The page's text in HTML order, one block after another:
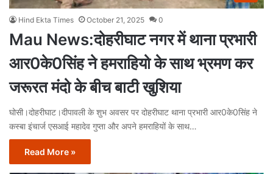
Hind Ekta Times October 21, 2025 0
Mau News:दोहरीघाट नगर में थाना प्रभारी
आर0के0सिंह ने हमराहियो के साथ भ्रमण कर
जरूरत मंदो के बीच बाटी खुशिया
घोसी।दोहरीघाट।दीपावली के शुभ अवसर पर दोहरीघाट थाना प्रभारी आर0के0सिंह ने
कस्बा इंचार्ज एसआई महादेव गुप्ता और अपने हमराहियों के साथ…
Read More »